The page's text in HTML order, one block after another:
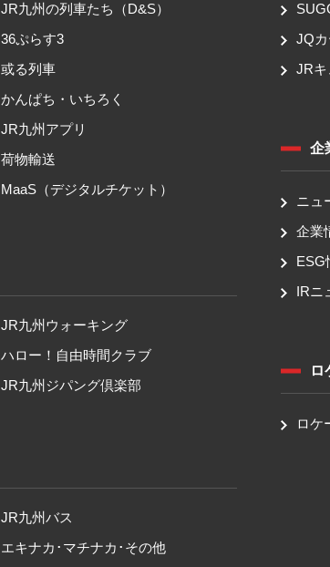
JR九州の列車たち（D&S）
36ぷらす3
或る列車
かんぱち・いちろく
JR九州アプリ
荷物輸送
MaaS（デジタルチケット）
JR九州ウォーキング
ハロー！自由時間クラブ
JR九州ジパング倶楽部
JR九州バス
エキナカ･マチナカ･その他
JQカ
JRキ
企
ニュ
企業
ESG
IRニ
ロ
ロケ